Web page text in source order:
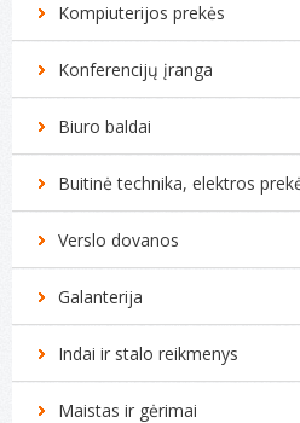
Kompiuterijos prekės
Konferencijų įranga
Biuro baldai
Buitinė technika, elektros
Verslo dovanos
Galanterija
Indai ir stalo reikmenys
Maistas ir gėrimai